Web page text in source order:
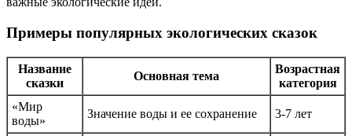
Примеры популярных экологических сказок
Название
сказки
Основная тема
Возрастная
категория
«Мир
воды»
Значение воды и ее сохранение 3-7 лет